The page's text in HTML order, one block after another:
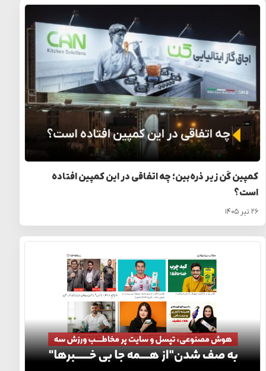
کمپین کَن زیر ذره‌بین؛ چه اتفاقی در این کمپین افتاده
است؟
۲۶ تیر ۱۴۰۵